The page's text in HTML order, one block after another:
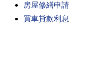
房屋修繕申請
買車貸款利息